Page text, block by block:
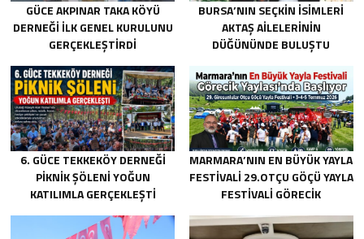
GÜCE AKPINAR TAKA KÖYÜ
DERNEĞI İLK GENEL KURULUNU
GERÇEKLEŞTIRDI
BURSA’NIN SEÇKIN İSIMLERI
AKTAŞ AILELERININ
DÜĞÜNÜNDE BULUŞTU
6. GÜCE TEKKEKÖY DERNEĞI
PIKNIK ŞÖLENI YOĞUN
KATILIMLA GERÇEKLEŞTI
MARMARA’NIN EN BÜYÜK YAYLA
FESTIVALI 29.OTÇU GÖÇÜ YAYLA
FESTIVALI GÖRECIK